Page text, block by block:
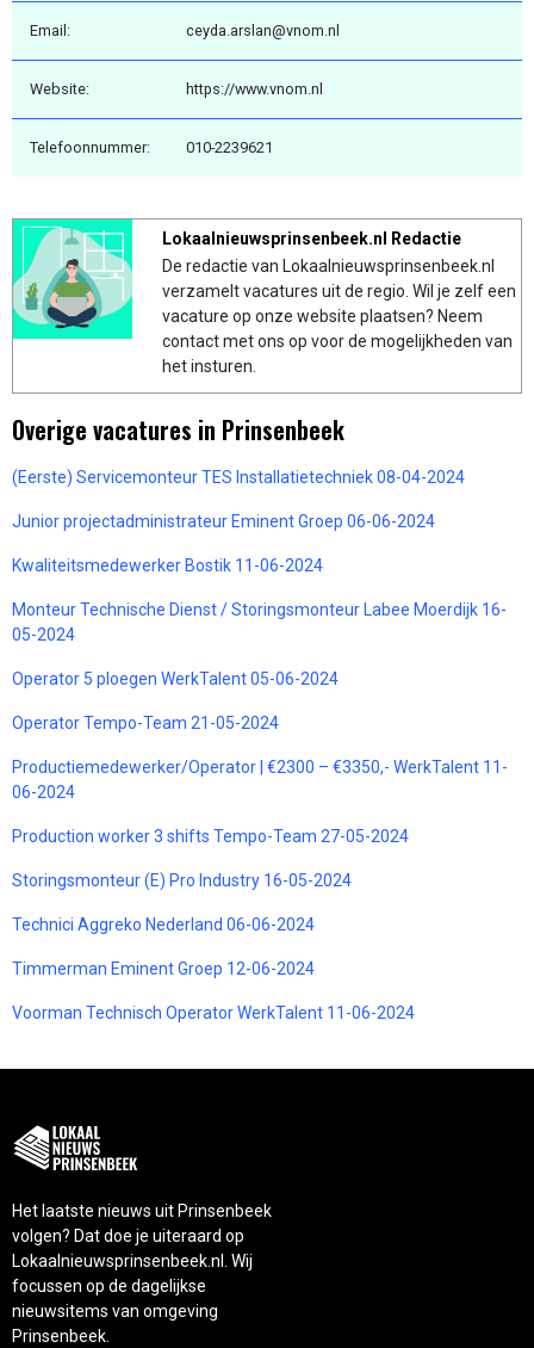
Email: ceyda.arslan@vnom.nl
Website: https://www.vnom.nl
Telefoonnummer: 010-2239621
Lokaalnieuwsprinsenbeek.nl Redactie
De redactie van Lokaalnieuwsprinsenbeek.nl
verzamelt vacatures uit de regio. Wil je zelf een
vacature op onze website plaatsen? Neem
contact met ons op voor de mogelijkheden van
het insturen.
Overige vacatures in Prinsenbeek
(Eerste) Servicemonteur TES Installatietechniek 08-04-2024
Junior projectadministrateur Eminent Groep 06-06-2024
Kwaliteitsmedewerker Bostik 11-06-2024
Monteur Technische Dienst / Storingsmonteur Labee Moerdijk 16-
05-2024
Operator 5 ploegen WerkTalent 05-06-2024
Operator Tempo-Team 21-05-2024
Productiemedewerker/Operator | €2300 – €3350,- WerkTalent 11-
06-2024
Production worker 3 shifts Tempo-Team 27-05-2024
Storingsmonteur (E) Pro Industry 16-05-2024
Technici Aggreko Nederland 06-06-2024
Timmerman Eminent Groep 12-06-2024
Voorman Technisch Operator WerkTalent 11-06-2024
Het laatste nieuws uit Prinsenbeek
volgen? Dat doe je uiteraard op
Lokaalnieuwsprinsenbeek.nl. Wij
focussen op de dagelijkse
nieuwsitems van omgeving
Prinsenbeek.